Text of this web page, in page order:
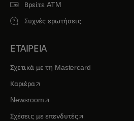
Βρείτε ATM
Συχνές ερωτήσεις
ΕΤΑΙΡΕΙΑ
Σχετικά με τη Mastercard
Καριέραopens in a new tab
Newsroomopens in a new tab
Σχέσεις με επενδυτέςopens in a new tab